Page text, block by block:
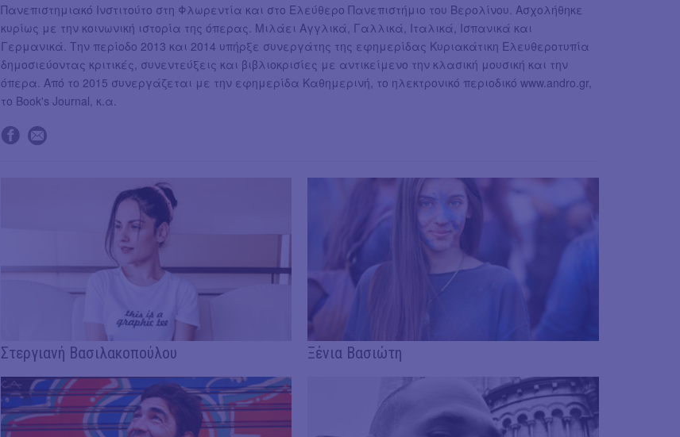
Πανεπιστημιακό Ινστιτούτο στη Φλωρεντία και στο Ελεύθερο Πανεπιστήμιο του Βερολίνου. Ασχολήθηκε
κυρίως με την κοινωνική ιστορία της όπερας. Μιλάει Αγγλικά, Γαλλικά, Ιταλικά, Ισπανικά και
Γερμανικά. Την περίοδο 2013 και 2014 υπήρξε συνεργάτης της εφημερίδας Κυριακάτικη Ελευθεροτυπία
δημοσιεύοντας κριτικές, συνεντεύξεις και βιβλιοκρισίες με αντικείμενο την κλασική μουσική και την
όπερα. Από το 2015 συνεργάζεται με την εφημερίδα Καθημερινή, το ηλεκτρονικό περιοδικό www.andro.gr,
το Book's Journal, κ.α.
Στεργιανή Βασιλακοπούλου Ξένια Βασιώτη